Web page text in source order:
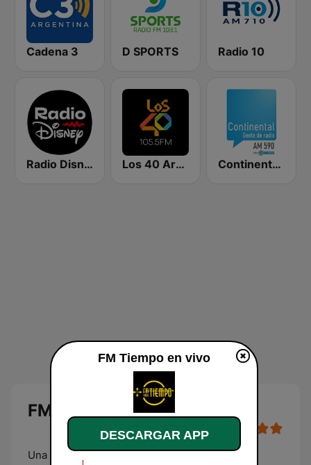
Cadena 3 D SPORTS Radio 10
Radio Disney Latinoamérica Los 40 Argentina Continental 590 AM
FM Tiempo en vivo
Una radio en serio
FM Tiempo en vivo
DESCARGAR APP